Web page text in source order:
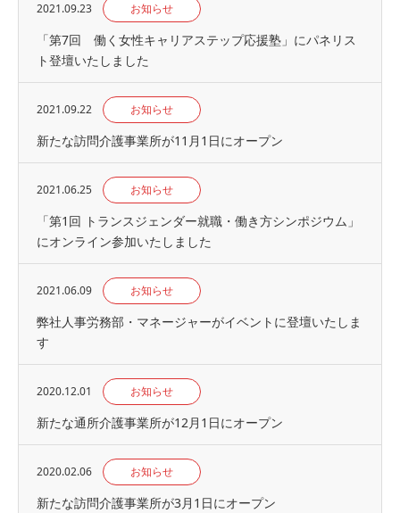
2021.09.23 お知らせ
「第7回 働く女性キャリアステップ応援塾」にパネリス
ト登壇いたしました
2021.09.22 お知らせ
新たな訪問介護事業所が11月1日にオープン
2021.06.25 お知らせ
「第1回 トランスジェンダー就職・働き方シンポジウム」
にオンライン参加いたしました
2021.06.09 お知らせ
弊社人事労務部・マネージャーがイベントに登壇いたしま
す
2020.12.01 お知らせ
新たな通所介護事業所が12月1日にオープン
2020.02.06 お知らせ
新たな訪問介護事業所が3月1日にオープン